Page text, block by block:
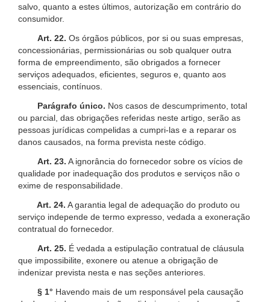
salvo, quanto a estes últimos, autorização em contrário do
consumidor.
Art. 22. Os órgãos públicos, por si ou suas empresas,
concessionárias, permissionárias ou sob qualquer outra
forma de empreendimento, são obrigados a fornecer
serviços adequados, eficientes, seguros e, quanto aos
essenciais, contínuos.
Parágrafo único. Nos casos de descumprimento, total
ou parcial, das obrigações referidas neste artigo, serão as
pessoas jurídicas compelidas a cumpri-las e a reparar os
danos causados, na forma prevista neste código.
Art. 23. A ignorância do fornecedor sobre os vícios de
qualidade por inadequação dos produtos e serviços não o
exime de responsabilidade.
Art. 24. A garantia legal de adequação do produto ou
serviço independe de termo expresso, vedada a exoneração
contratual do fornecedor.
Art. 25. É vedada a estipulação contratual de cláusula
que impossibilite, exonere ou atenue a obrigação de
indenizar prevista nesta e nas seções anteriores.
§ 1° Havendo mais de um responsável pela causação